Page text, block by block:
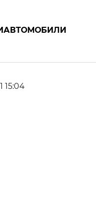
АВТОМОБИЛИ
15:04